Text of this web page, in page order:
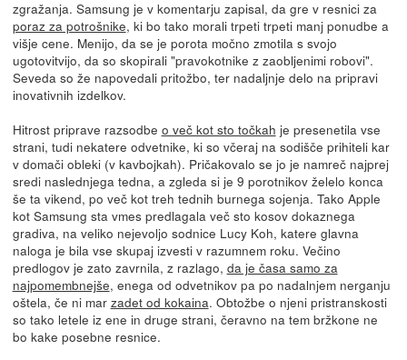
zgražanja. Samsung je v komentarju zapisal, da gre v resnici za
poraz za potrošnike, ki bo tako morali trpeti trpeti manj ponudbe a
višje cene. Menijo, da se je porota močno zmotila s svojo
ugotovitvijo, da so skopirali "pravokotnike z zaobljenimi robovi".
Seveda so že napovedali pritožbo, ter nadaljnje delo na pripravi
inovativnih izdelkov.
Hitrost priprave razsodbe o več kot sto točkah je presenetila vse
strani, tudi nekatere odvetnike, ki so včeraj na sodišče prihiteli kar
v domači obleki (v kavbojkah). Pričakovalo se jo je namreč najprej
sredi naslednjega tedna, a zgleda si je 9 porotnikov želelo konca
še ta vikend, po več kot treh tednih burnega sojenja. Tako Apple
kot Samsung sta vmes predlagala več sto kosov dokaznega
gradiva, na veliko nejevoljo sodnice Lucy Koh, katere glavna
naloga je bila vse skupaj izvesti v razumnem roku. Večino
predlogov je zato zavrnila, z razlago, da je časa samo za
najpomembnejše, enega od odvetnikov pa po nadalnjem nerganju
oštela, če ni mar zadet od kokaina. Obtožbe o njeni pristranskosti
so tako letele iz ene in druge strani, čeravno na tem bržkone ne
bo kake posebne resnice.